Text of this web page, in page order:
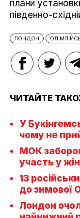
плани
південно-
ЛОНДОН
ЧИТАЙТЕ
У
чому не
МОК
участь у
13
до зимової
Лондон